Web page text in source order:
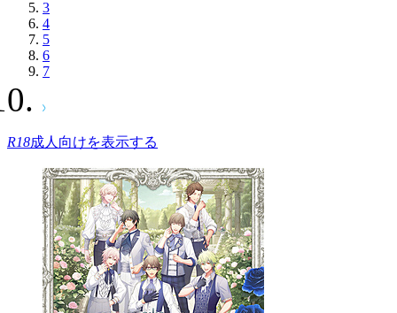
3
4
5
6
7
R18成人向けを表示する